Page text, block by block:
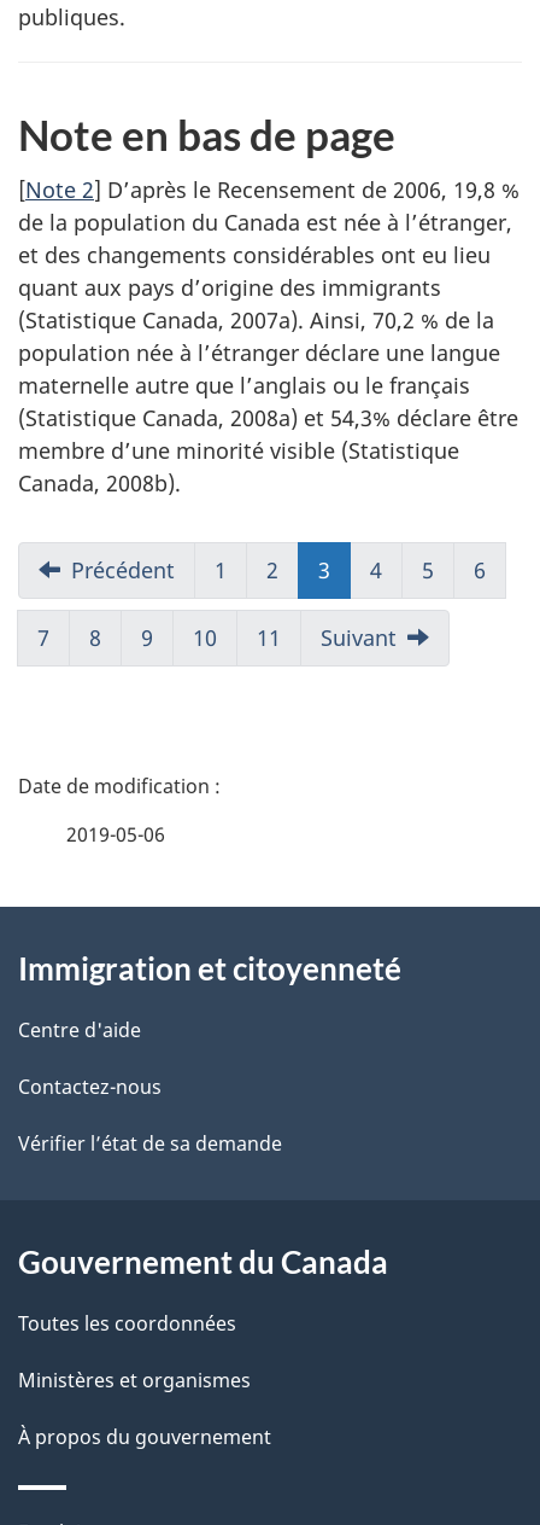
publiques.
Note en bas de page
[Note 2] D’après le Recensement de 2006, 19,8 %
de la population du Canada est née à l’étranger,
et des changements considérables ont eu lieu
quant aux pays d’origine des immigrants
(Statistique Canada, 2007a). Ainsi, 70,2 % de la
population née à l’étranger déclare une langue
maternelle autre que l’anglais ou le français
(Statistique Canada, 2008a) et 54,3% déclare être
membre d’une minorité visible (Statistique
Canada, 2008b).
Précédent 1 2 3 (présent)
4 5 6
7 8 9 10 11 Suivant
D
i
l
s
d
l
p
a
g
e
2019-05-06
propos
de
ce
site
Immigration et citoyenneté
Centre d'aide
Contactez-nous
Vérifier l’état de sa demande
Gouvernement du Canada
Toutes les coordonnées
Ministères et organismes
À propos du gouvernement